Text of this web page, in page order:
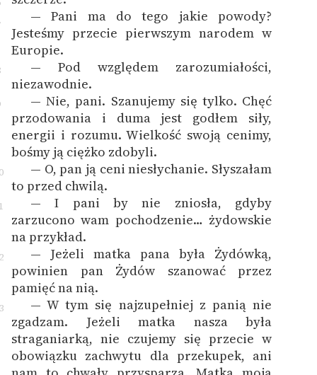
— Pani ma do tego jakie powody?
Jesteśmy przecie pierwszym narodem w
Europie.
— Pod względem zarozumiałości,
niezawodnie.
— Nie, pani. Szanujemy się tylko. Chęć
przodowania i duma jest godłem siły,
energii i rozumu. Wielkość swoją cenimy,
bośmy ją ciężko zdobyli.
— O, pan ją ceni niesłychanie. Słyszałam
to przed chwilą.
— I pani by nie zniosła, gdyby
zarzucono wam pochodzenie… żydowskie
na przykład.
— Jeżeli matka pana była Żydówką,
powinien pan Żydów szanować przez
pamięć na nią.
— W tym się najzupełniej z panią nie
zgadzam. Jeżeli matka nasza była
straganiarką, nie czujemy się przecie w
obowiązku zachwytu dla przekupek, ani